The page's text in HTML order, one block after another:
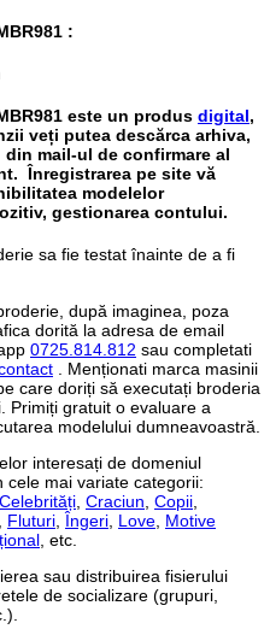
:
este un produs digital,
veți putea descărca arhiva,
mail-ul de confirmare al
Înregistrarea pe site vă
modelelor
gestionarea contului.
sa fie testat înainte de a fi
după imaginea, poza
dorită la adresa de email
0725.814.812 sau completati
. Menționati marca masinii
care doriți să executați broderia
Primiți gratuit o evaluare a
modelului dumneavoastră.
interesați de domeniul
cele mai variate categorii:
Celebrități Craciun Copii
Fluturi Îngeri Love Motive
, etc.
sau distribuirea fisierului
de socializare (grupuri,